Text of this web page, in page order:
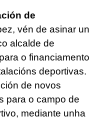
de
vén de asinar un
alcalde de
o financiamento
deportivas.
de novos
para o campo de
mediante unha